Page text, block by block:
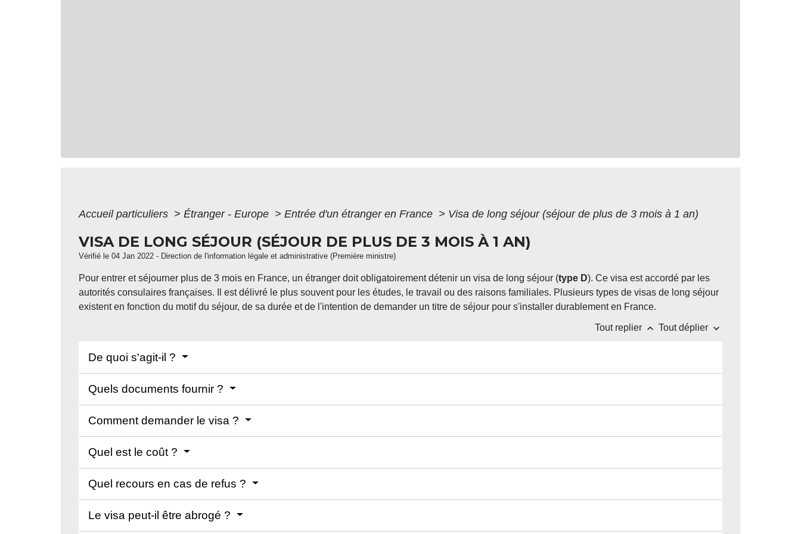
Accueil particuliers > Étranger - Europe > Entrée d'un étranger en France > Visa de long séjour (séjour de plus de 3 mois à 1 an)
VISA DE LONG SÉJOUR (SÉJOUR DE PLUS DE 3 MOIS À 1 AN)
Vérifié le 04 Jan 2022 - Direction de l'information légale et administrative (Première ministre)
Pour entrer et séjourner plus de 3 mois en France, un étranger doit obligatoirement détenir un visa de long séjour (type D). Ce visa est accordé par les
autorités consulaires françaises. Il est délivré le plus souvent pour les études, le travail ou des raisons familiales. Plusieurs types de visas de long séjour
existent en fonction du motif du séjour, de sa durée et de l'intention de demander un titre de séjour pour s'installer durablement en France.
Tout replier keyboard_arrow_up Tout déplier keyboard_arrow_down
De quoi s'agit-il ?
Quels documents fournir ?
Comment demander le visa ?
Quel est le coût ?
Quel recours en cas de refus ?
Le visa peut-il être abrogé ?